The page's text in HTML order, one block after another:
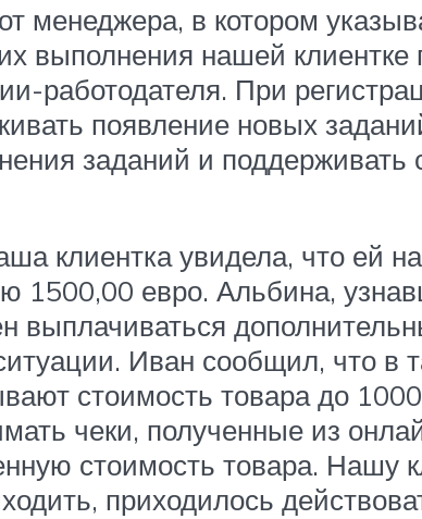
в котором
выполнения нашей клиентке
работодателя. При
появление новых
заданий и поддерживать
клиентка увидела, что ей
1500,00 евро. Альбина,
выплачиваться
Иван сообщил, что в
стоимость товара до
чеки, полученные из
стоимость товара. Нашу
приходилось